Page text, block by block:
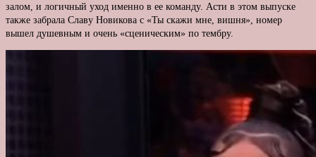
залом, и логичный уход именно в ее команду. Асти в этом выпуске
также забрала Славу Новикова с «Ты скажи мне, вишня», номер
вышел душевным и очень «сценическим» по тембру.